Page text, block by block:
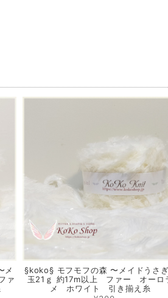
メ
ァ
§koko§ モフモフの森 〜メイドうさ
玉21ｇ 約17m以上 ファー オーロ
メ ホワイト 引き揃え糸